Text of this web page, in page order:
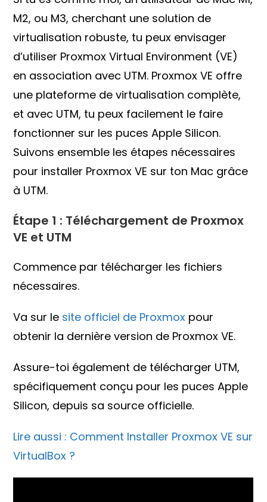
M2, ou M3, cherchant une solution de
virtualisation robuste, tu peux envisager
d’utiliser Proxmox Virtual Environment (VE)
en association avec UTM. Proxmox VE offre
une plateforme de virtualisation complète,
et avec UTM, tu peux facilement le faire
fonctionner sur les puces Apple Silicon.
Suivons ensemble les étapes nécessaires
pour installer Proxmox VE sur ton Mac grâce
à UTM.
Étape 1 : Téléchargement de Proxmox
VE et UTM
Commence par télécharger les fichiers
nécessaires.
Va sur le site officiel de Proxmox pour
obtenir la dernière version de Proxmox VE.
Assure-toi également de télécharger UTM,
spécifiquement conçu pour les puces Apple
Silicon, depuis sa source officielle.
Lire aussi : Comment Installer Proxmox VE sur
VirtualBox ?